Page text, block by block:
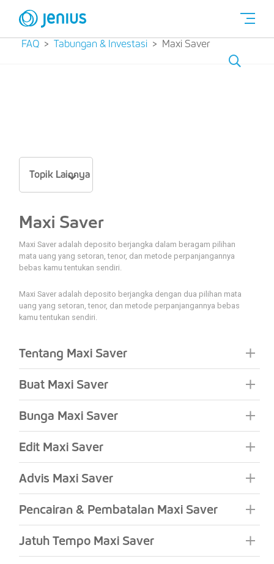
FAQ Tabungan & Investasi Maxi Saver
Topik Lainnya
Maxi Saver
Maxi Saver adalah deposito berjangka dalam beragam pilihan
mata uang yang setoran, tenor, dan metode perpanjangannya
bebas kamu tentukan sendiri.
Maxi Saver adalah deposito berjangka dengan dua pilihan mata
uang yang setoran, tenor, dan metode perpanjangannya bebas
kamu tentukan sendiri.
Tentang Maxi Saver
Buat Maxi Saver
Bunga Maxi Saver
Edit Maxi Saver
Advis Maxi Saver
Pencairan & Pembatalan Maxi Saver
Jatuh Tempo Maxi Saver